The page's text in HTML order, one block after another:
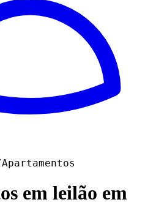
Apartamentos
em leilão em